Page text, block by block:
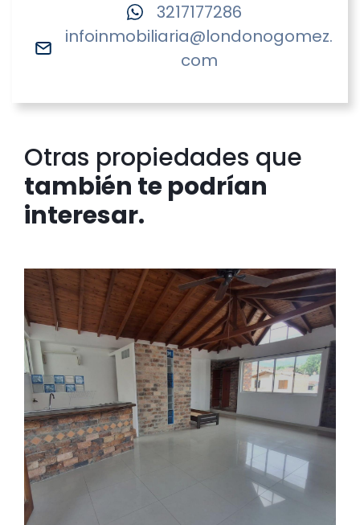
3217177286
infoinmobiliaria@londonogomez.
com
Otras propiedades que
también te podrían
interesar.